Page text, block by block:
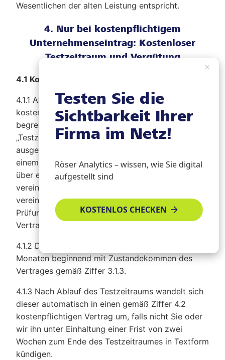
Wesentlichen der alten Leistung entspricht.
4. Nur bei kostenpflichtigem
Unternehmenseintrag: Kostenloser
Testzeitraum und Vergütung
4.1 Kostenloser Testzeitraum
4.1.1 Als Neukunde sind Sie berechtigt, den
kostenpflichtigen Unternehmenseintrag für einen
begrenzten Zeitraum kostenfrei zu testen (hier:
„Testzeitraum“). Ein Anspruch hierauf ist
ausgeschlossen, wenn Sie mit dem Verlag oder
einem der anderen Anbieter bereits einen Vertrag
über einen Kostenpflichtigen Unternehmenseintrag
vereinbart haben oder in der Vergangenheit
vereinbart hatten. Diesbezüglich sind wir zur
Prüfung vorbestehender oder vergangener
Vertragsverhältnisse berechtigt.
4.1.2 Der Testzeitraum hat eine Laufzeit von drei
Monaten beginnend mit Zustandekommen des
Vertrages gemäß Ziffer 3.1.3.
4.1.3 Nach Ablauf des Testzeitraums wandelt sich
dieser automatisch in einen gemäß Ziffer 4.2
kostenpflichtigen Vertrag um, falls nicht Sie oder
wir ihn unter Einhaltung einer Frist von zwei
Wochen zum Ende des Testzeitraumes in Textform
kündigen.
Testen Sie die
Sichtbarkeit Ihrer
Firma im Netz!
Röser Analytics – wissen, wie Sie digital
aufgestellt sind
KOSTENLOS CHECKEN
×